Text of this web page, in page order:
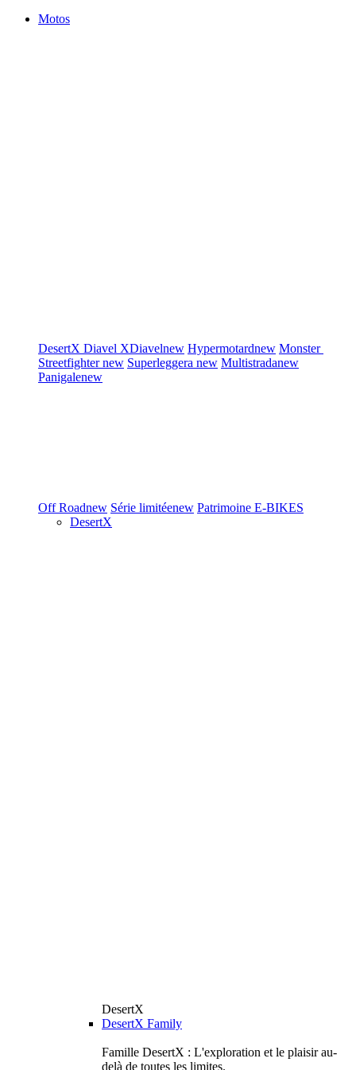
Motos
DesertX Diavel XDiavelnew Hypermotardnew Monster
Streetfighternew Superleggera new Multistradanew
Panigalenew
Off Roadnew Série limitéenew Patrimoine E-BIKES
DesertX
DesertX
DesertX Family
Famille DesertX : L'exploration et le plaisir au-
delà de toutes les limites.